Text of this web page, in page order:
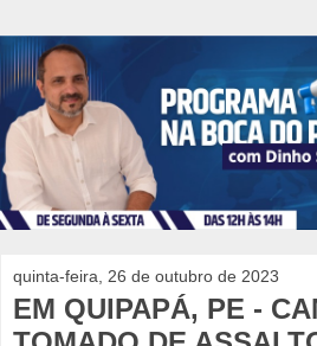
quinta-feira, 26 de outubro de 2023
EM QUIPAPÁ, PE -